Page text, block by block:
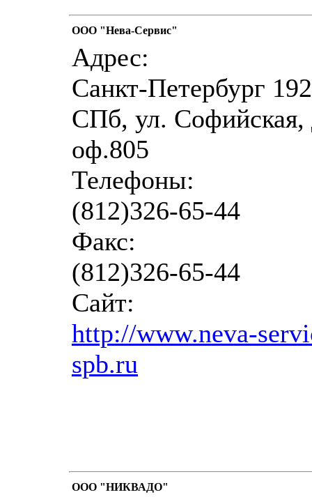
ООО "Нева-Сервис"
Адрес:
Санкт-Петербург
СПб, ул. Софийская,
оф.805
Телефоны:
(812)326-65-44
Факс:
(812)326-65-44
Сайт:
http://www.neva-
spb.ru
ООО "НИКВАДО"